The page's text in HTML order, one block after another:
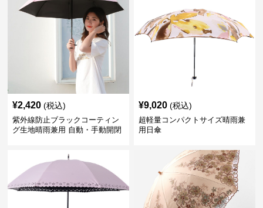
¥2,420 (税込)
紫外線防止ブラックコーティン
グ生地晴雨兼用 自動・手動開閉
¥9,020 (税込)
超軽量コンパクトサイズ晴雨兼
用日傘